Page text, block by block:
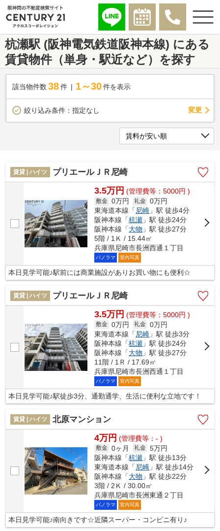
杭瀬駅 (阪神電気鉄道阪神本線) にある
賃貸物件（単身・駅近など）を探す
該当物件数 38件 1～30 件を表示
絞り込み条件： 指定なし 変更
賃貸 | ハイツ プリエールＪＲ尼崎
3.5万円 (管理費等：5000円 )
敷金 0万円 礼金 0万円
東海道本線「 尼崎 」駅 徒歩4分
阪神本線「杭瀬 」駅 徒歩24分
阪神本線「大物 」駅 徒歩27分
5階 / 1Ｋ / 15.44㎡
兵庫県尼崎市長洲西通１丁目
パノラマ 室内写真
本日見学可能♪駅前には商業施設がありお買い物にも便利☆
賃貸 | ハイツ プリエールＪＲ尼崎
3.5万円 (管理費等：5000円 )
敷金 0万円 礼金 0万円
東海道本線「 尼崎 」駅 徒歩3分
阪神本線「杭瀬 」駅 徒歩24分
阪神本線「大物 」駅 徒歩27分
11階 / 1Ｒ / 17.69㎡
兵庫県尼崎市長洲西通１丁目
パノラマ 室内写真
本日見学可能♪駅徒歩3分、通勤通学、生活に便利な立地です！
賃貸 | ハイツ 北原マンション
4万円 (管理費等：- )
敷金 0ヶ月 礼金 5万円
阪神本線「杭瀬 」駅 徒歩13分
東海道本線「 尼崎 」駅 徒歩14分
阪神本線「大物 」駅 徒歩22分
3階 / 2Ｋ / 30.00㎡
兵庫県尼崎市長洲東通２丁目
パノラマ 室内写真
本日見学可能♪南向きです☆近隣スーパー・コンビニ有り♪